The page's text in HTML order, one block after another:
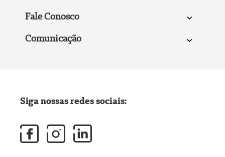
Fale Conosco
Comunicação
Siga nossas redes sociais: